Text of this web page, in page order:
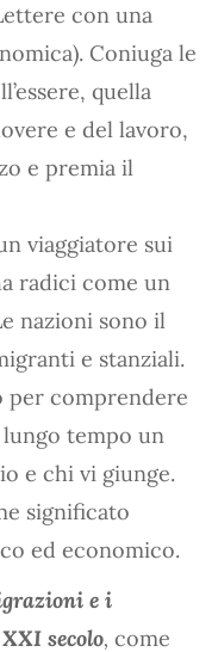
con una
Coniuga le
quella
e del lavoro,
e premia il
viaggiatore sui
radici come un
nazioni sono il
e stanziali.
per comprendere
tempo un
e chi vi giunge.
significato
ed economico.
e i
secolo, come